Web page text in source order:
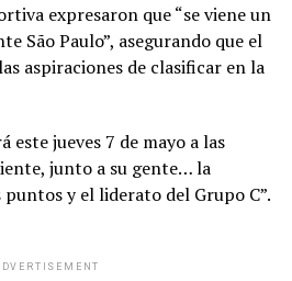
expresaron que “se viene un
São Paulo”, asegurando que el
aspiraciones de clasificar en la
este jueves 7 de mayo a las
junto a su gente… la
y el liderato del Grupo C”.